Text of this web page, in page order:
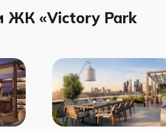
ЖК «Victory Park